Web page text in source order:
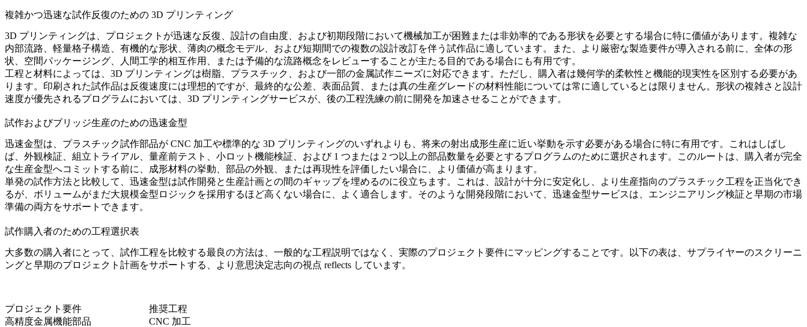
複雑かつ迅速な試作反復のための 3D プリンティング
3D プリンティングは、プロジェクトが迅速な反復、設計の自由度、および初期段階において機械加工が困難または非効率的である形状を必要とする場合に特に価値があります。複雑な
内部流路、軽量格子構造、有機的な形状、薄肉の概念モデル、および短期間での複数の設計改訂を伴う試作品に適しています。また、より厳密な製造要件が導入される前に、全体の形
状、空間パッケージング、人間工学的相互作用、または予備的な流路概念をレビューすることが主たる目的である場合にも有用です。
工程と材料によっては、3D プリンティングは樹脂、プラスチック、および一部の金属試作ニーズに対応できます。ただし、購入者は幾何学的柔軟性と機能的現実性を区別する必要があ
ります。印刷された試作品は反復速度には理想的ですが、最終的な公差、表面品質、または真の生産グレードの材料性能については常に適しているとは限りません。形状の複雑さと設計
速度が優先されるプログラムにおいては、 3D プリンティングサービスが、後の工程洗練の前に開発を加速させることができます。
試作およびブリッジ生産のための迅速金型
迅速金型は、プラスチック試作部品が CNC 加工や標準的な 3D プリンティングのいずれよりも、将来の射出成形生産に近い挙動を示す必要がある場合に特に有用です。これはしばし
ば、外観検証、組立トライアル、量産前テスト、小ロット機能検証、および 1 つまたは 2 つ以上の部品数量を必要とするプログラムのために選択されます。このルートは、購入者が完全
な生産金型へコミットする前に、成形材料の挙動、部品の外観、または再現性を評価したい場合に、より価値が高まります。
単発の試作方法と比較して、迅速金型は試作開発と生産計画との間のギャップを埋めるのに役立ちます。これは、設計が十分に安定化し、より生産指向のプラスチック工程を正当化でき
るが、ボリュームがまだ大規模金型ロジックを採用するほど高くない場合に、よく適合します。そのような開発段階において、 迅速金型サービスは、エンジニアリング検証と早期の市場
準備の両方をサポートできます。
試作購入者のための工程選択表
大多数の購入者にとって、試作工程を比較する最良の方法は、一般的な工程説明ではなく、実際のプロジェクト要件にマッピングすることです。以下の表は、サプライヤーのスクリーニ
ングと早期のプロジェクト計画をサポートする、より意思決定志向の視点 reflects しています。
プロジェクト要件
推奨工程
高精度金属機能部品
CNC 加工